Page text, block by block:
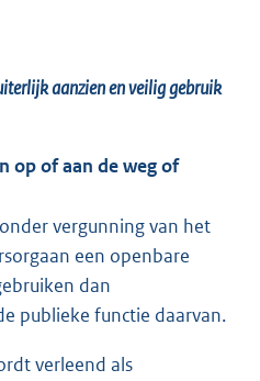
aanzien en veilig gebruik
op of aan de weg of
vergunning van het
een openbare
dan
publieke functie daarvan.
verleend als